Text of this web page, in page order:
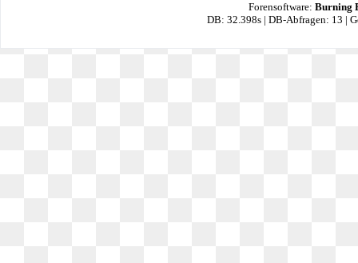
Forensoftware: Burning
DB: 32.398s | DB-Abfragen: 13 |